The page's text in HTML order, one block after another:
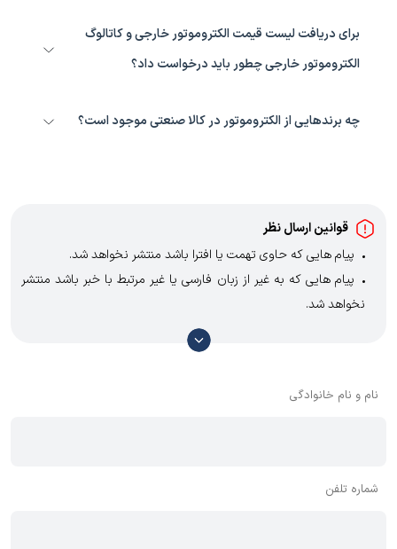
برای دریافت لیست قیمت الکتروموتور خارجی و کاتالوگ
الکتروموتور خارجی چطور باید درخواست داد؟
دریافت و برای دریافت قیمت الکتروموتور خارجی با کارشناسان فروش در
تماس باشید.
چه برندهایی از الکتروموتور در کالا صنعتی موجود است؟
الکتروموتور وگ WEG
الکتروموتور چمپ ایتالیا Cemp
الکتروموتور گاماک Gamak
الکتروموتور ولت Volt
الکتروموتور مارلی Marelli Motori
الکتروموتور WAT
قوانین ارسال نظر
پیام هایی که حاوی تهمت یا افترا باشد منتشر نخواهد شد.
پیام هایی که به غیر از زبان فارسی یا غیر مرتبط با خبر باشد منتشر
نخواهد شد.
با توجه به آن که امکان موافقت یا مخالفت با محتوای نظرات وجود
دارد، معمولا نظراتی که محتوای مشابه دارند، انتشار نمی‌یابند بنابراین
نام و نام خانوادگی
شماره تلفن